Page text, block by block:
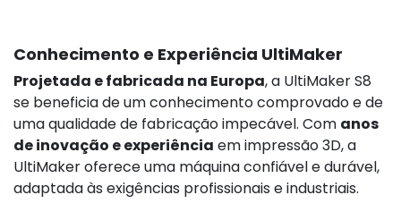
Conhecimento e Experiência UltiMaker
Projetada e fabricada na Europa, a UltiMaker S8
se beneficia de um conhecimento comprovado e de
uma qualidade de fabricação impecável. Com anos
de inovação e experiência em impressão 3D, a
UltiMaker oferece uma máquina confiável e durável,
adaptada às exigências profissionais e industriais.